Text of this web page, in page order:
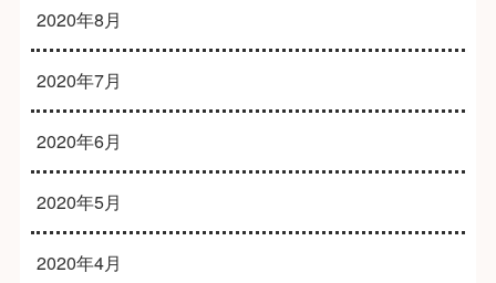
2020年8月
2020年7月
2020年6月
2020年5月
2020年4月